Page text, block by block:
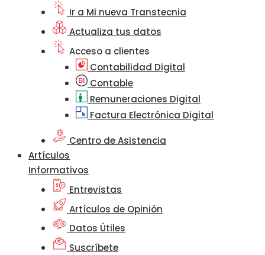
Ir a Mi nueva Transtecnia
Actualiza tus datos
Acceso a clientes
Contabilidad Digital
Contable
Remuneraciones Digital
Factura Electrónica Digital
Centro de Asistencia
Artículos
Informativos
Entrevistas
Artículos de Opinión
Datos Útiles
Suscríbete